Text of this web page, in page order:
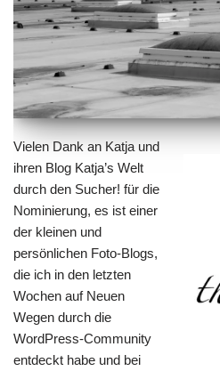
Vielen Dank an Katja und
ihren Blog Katja’s Welt
durch den Sucher! für die
Nominierung, es ist einer
der kleinen und
persönlichen Foto-Blogs,
die ich in den letzten
Wochen auf Neuen
Wegen durch die
WordPress-Community
entdeckt habe und bei